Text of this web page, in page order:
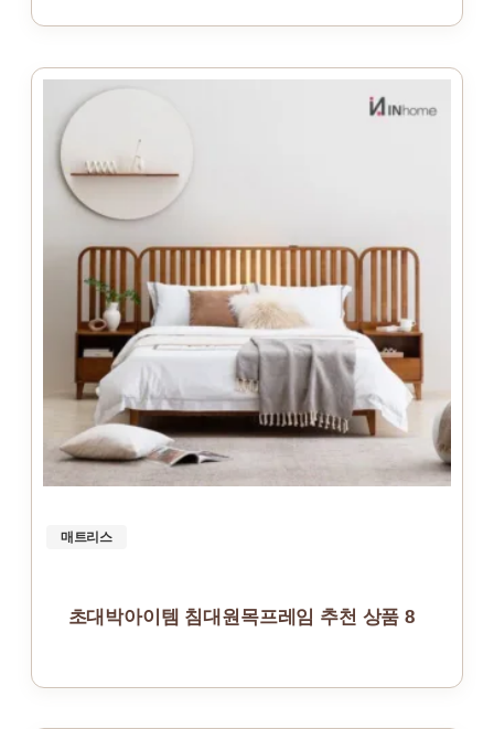
매트리스
초대박아이템 침대원목프레임 추천 상품 8